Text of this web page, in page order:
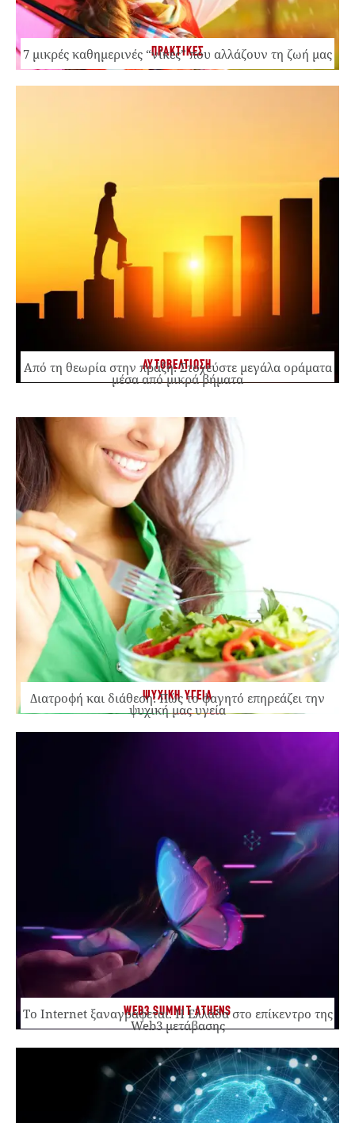
ΠΡΑΚΤΙΚΕΣ
7 μικρές καθημερινές “νίκες” που αλλάζουν τη ζωή μας
ΑΥΤΟΒΕΛΤΙΩΣΗ
Από τη θεωρία στην πράξη: Στοχεύστε μεγάλα οράματα
μέσα από μικρά βήματα
ΨΥΧΙΚΗ ΥΓΕΙΑ
Διατροφή και διάθεση: Πώς το φαγητό επηρεάζει την
ψυχική μας υγεία
WEB3 SUMMIT ATHENS
Το Internet ξαναγράφεται. Η Ελλάδα στο επίκεντρο της
Web3 μετάβασης